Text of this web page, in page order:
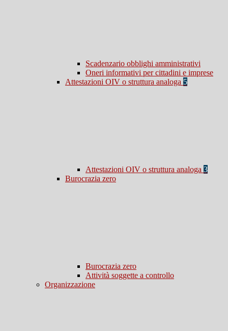
Scadenzario obblighi amministrativi
Oneri informativi per cittadini e imprese
Attestazioni OIV o struttura analoga 5
Attestazioni OIV o struttura analoga 3
Burocrazia zero
Burocrazia zero
Attività soggette a controllo
Organizzazione